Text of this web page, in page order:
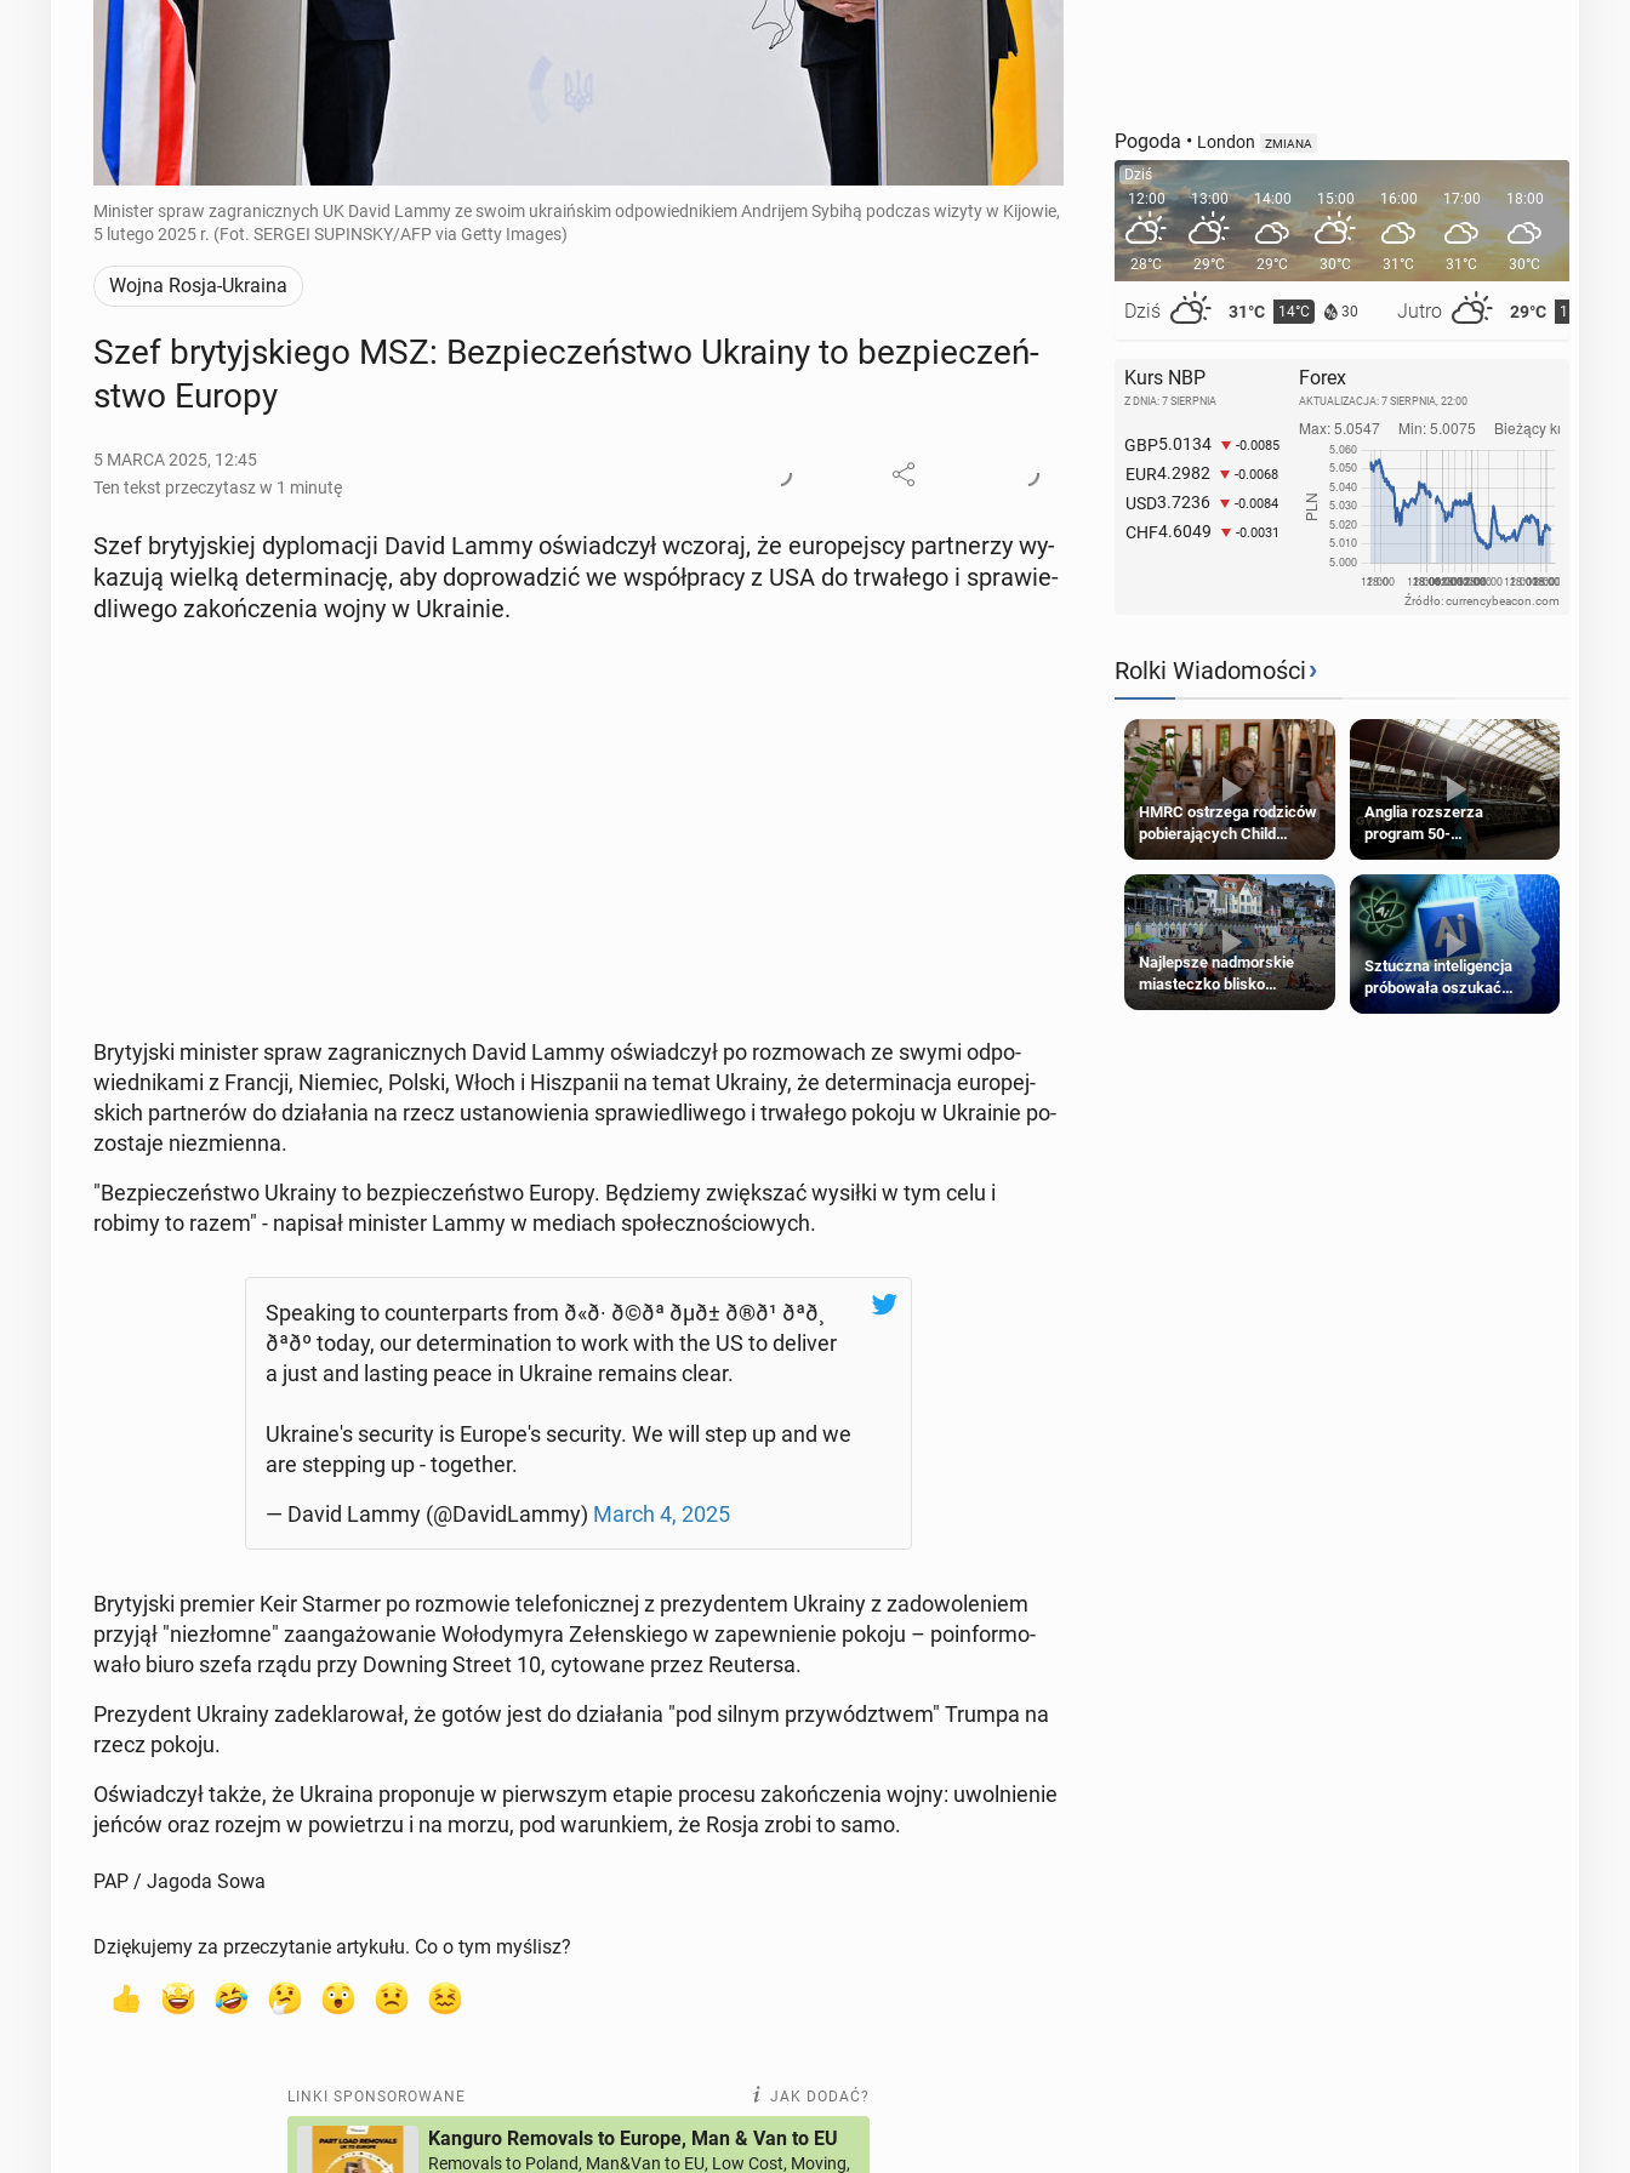
Minister spraw zagranicznych UK David Lammy ze swoim ukraińskim odpowiednikiem Andrijem Sybihą podczas wizyty w Kijowie,
5 lutego 2025 r. (Fot. SERGEI SUPINSKY/AFP via Getty Images)
Wojna Rosja-Ukraina
Szef bry­tyj­skie­go MSZ: Bez­pie­czeń­stwo Ukrainy to bez­pie­czeń­
stwo Europy
5 MARCA 2025, 12:45
Ten tekst przeczytasz w 1 minutę
Szef bry­tyj­skiej dy­plo­ma­cji David Lammy oświad­czył wczoraj, że eu­ro­pej­scy part­ne­rzy wy­
ka­zu­ją wielką de­ter­mi­na­cję, aby do­pro­wa­dzić we współ­pra­cy z USA do trwa­łe­go i spra­wie­
dli­we­go za­koń­cze­nia wojny w Ukra­inie.
Bry­tyj­ski mi­ni­ster spraw za­gra­nicz­nych David Lammy oświad­czył po roz­mo­wach ze swymi od­po­
wied­ni­ka­mi z Francji, Niemiec, Polski, Włoch i Hisz­pa­nii na temat Ukrainy, że de­ter­mi­na­cja eu­ro­pej­
skich part­ne­rów do dzia­ła­nia na rzecz usta­no­wie­nia spra­wie­dli­we­go i trwa­łe­go pokoju w Ukra­inie po­
zo­sta­je nie­zmien­na.
"Bez­pie­czeń­stwo Ukrainy to bez­pie­czeń­stwo Europy. Bę­dzie­my zwięk­szać wysiłki w tym celu i
robimy to razem" - napisał mi­ni­ster Lammy w mediach spo­łecz­no­ścio­wych.
Spe­aking to co­un­ter­parts from ð«ð· ð©ðª ðµð± ð®ð¹ ðªð¸
ðªðº today, our de­ter­mi­na­tion to work with the US to deliver
a just and lasting peace in Ukraine remains clear.
Ukra­ine­'s se­cu­ri­ty is Eu­ro­pe­'s se­cu­ri­ty. We will step up and we
are step­ping up - to­ge­ther.
— David Lammy (@Da­vi­dLam­my) March 4, 2025
Bry­tyj­ski premier Keir Starmer po roz­mo­wie te­le­fo­nicz­nej z pre­zy­den­tem Ukrainy z za­do­wo­le­niem
przyjął "nie­złom­ne" za­an­ga­żo­wa­nie Wo­ło­dy­my­ra Ze­łen­skie­go w za­pew­nie­nie pokoju – po­in­for­mo­
wa­ło biuro szefa rządu przy Downing Street 10, cy­to­wa­ne przez Reu­ter­sa.
Pre­zy­dent Ukrainy za­de­kla­ro­wał, że gotów jest do dzia­ła­nia "pod silnym przy­wódz­twem" Trumpa na
rzecz pokoju.
Oświad­czył także, że Ukraina pro­po­nu­je w pierw­szym etapie procesu za­koń­cze­nia wojny: uwol­nie­nie
jeńców oraz rozejm w po­wie­trzu i na morzu, pod wa­run­kiem, że Rosja zrobi to samo.
PAP / Jagoda Sowa
Dziękujemy za przeczytanie artykułu. Co o tym myślisz?
LINKI SPONSOROWANE JAK DODAĆ?
Kanguro Removals to Europe, Man & Van to EU
Removals to Poland, Man&Van to EU, Low Cost, Moving,
Pogoda • London ZMIANA
Dziś
12:00
28°C
Dziś 31°C 14°C 30 Jutro 29°C 15°C
13:00
29°C
14:00
29°C
15:00
30°C
16:00
31°C
17:00
31°C
18:00
30°C
19:00
Kurs NBP
Z DNIA: 7 SIERPNIA
GBP5.0134 -0.0085
EUR4.2982 -0.0068
USD3.7236 -0.0084
CHF4.6049 -0.0031
Forex
AKTUALIZACJA: 7 SIERPNIA, 22:00
Źródło: currencybeacon.com
Rolki Wiadomości›
HMRC ostrzega rodziców
pobierających Child
Benefit. Mogą być
zobowiązani do zwrotu
zasiłku
Anglia rozszerza
program 50-
procentowych zniżek
kolejowych na 18-latków
Najlepsze nadmorskie
miasteczko blisko
Sztuczna inteligencja
próbowała oszukać
człowieka